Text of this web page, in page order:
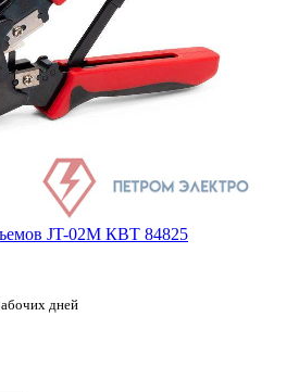
JT-02М КВТ 84825
дней